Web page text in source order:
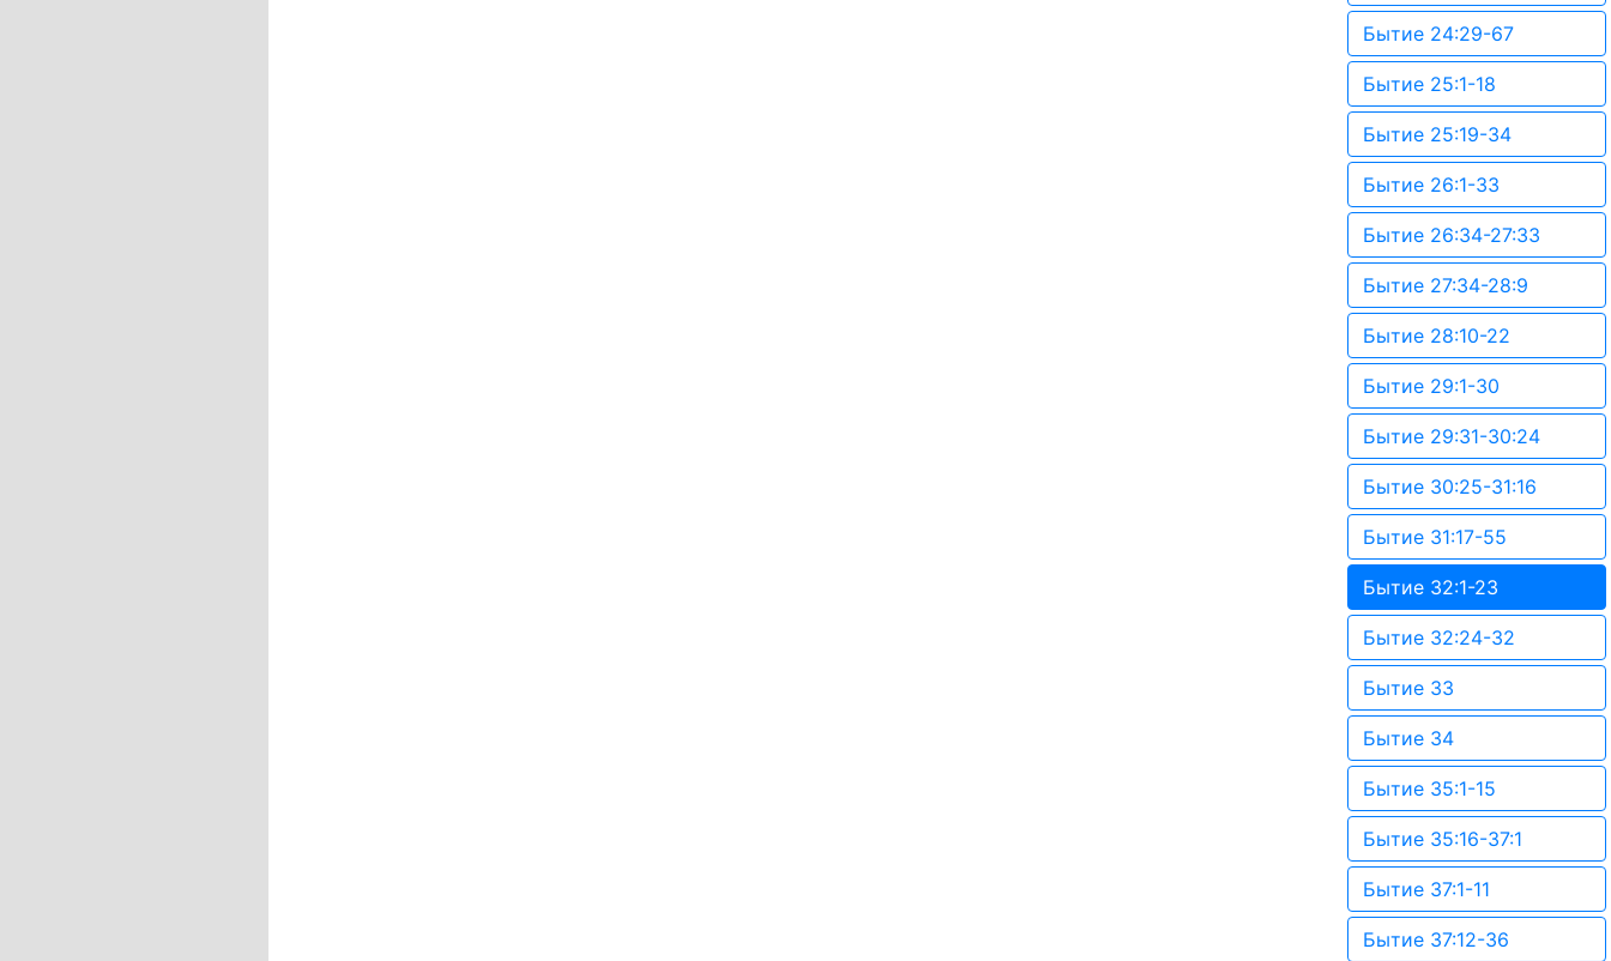
Бытие 24:29-67
Бытие 25:1-18
Бытие 25:19-34
Бытие 26:1-33
Бытие 26:34-27:33
Бытие 27:34-28:9
Бытие 28:10-22
Бытие 29:1-30
Бытие 29:31-30:24
Бытие 30:25-31:16
Бытие 31:17-55
Бытие 32:1-23
Бытие 32:24-32
Бытие 33
Бытие 34
Бытие 35:1-15
Бытие 35:16-37:1
Бытие 37:1-11
Бытие 37:12-36